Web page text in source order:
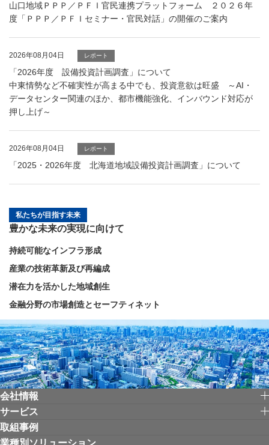
山口地域ＰＰＰ／ＰＦＩ官民連携プラットフォーム ２０２６年
度「ＰＰＰ／ＰＦＩセミナー・官民対話」の開催のご案内
2026年08月04日 レポート
「2026年度 設備投資計画調査」について
中東情勢など不確実性が高まる中でも、投資意欲は旺盛 ～AI・
データセンター関連のほか、都市機能強化、インバウンド対応が
押し上げ～
2026年08月04日 レポート
「2025・2026年度 北海道地域設備投資計画調査」について
私たちが目指す未来
豊かな未来の実現に向けて
持続可能なインフラ形成
産業の技術革新及び再編成
潜在力を活かした地域創生
金融分野の市場創造とセーフティネット
会社情報
サービス
取組事例
業種別ソリューション